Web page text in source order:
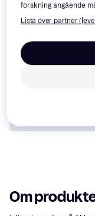
Recensioner
Om
forskning angående
Lista över partner